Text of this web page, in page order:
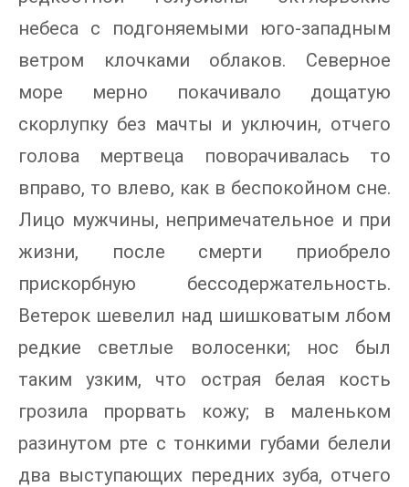
небеса с подгоняемыми юго-западным
ветром клочками облаков. Северное
море мерно покачивало дощатую
скорлупку без мачты и уключин, отчего
голова мертвеца поворачивалась то
вправо, то влево, как в беспокойном сне.
Лицо мужчины, непримечательное и при
жизни, после смерти приобрело
прискорбную бессодержательность.
Ветерок шевелил над шишковатым лбом
редкие светлые волосенки; нос был
таким узким, что острая белая кость
грозила прорвать кожу; в маленьком
разинутом рте с тонкими губами белели
два выступающих передних зуба, отчего